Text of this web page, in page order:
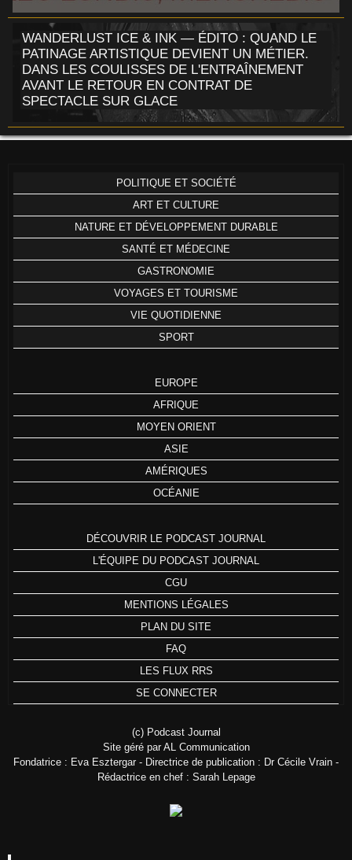
WANDERLUST ICE & INK — ÉDITO : QUAND LE
PATINAGE ARTISTIQUE DEVIENT UN MÉTIER.
DANS LES COULISSES DE L'ENTRAÎNEMENT
AVANT LE RETOUR EN CONTRAT DE
SPECTACLE SUR GLACE
POLITIQUE ET SOCIÉTÉ
ART ET CULTURE
NATURE ET DÉVELOPPEMENT DURABLE
SANTÉ ET MÉDECINE
GASTRONOMIE
VOYAGES ET TOURISME
VIE QUOTIDIENNE
SPORT
EUROPE
AFRIQUE
MOYEN ORIENT
ASIE
AMÉRIQUES
OCÉANIE
DÉCOUVRIR LE PODCAST JOURNAL
L'ÉQUIPE DU PODCAST JOURNAL
CGU
MENTIONS LÉGALES
PLAN DU SITE
FAQ
LES FLUX RRS
SE CONNECTER
(c) Podcast Journal
Site géré par AL Communication
Fondatrice : Eva Esztergar - Directrice de publication : Dr Cécile Vrain -
Rédactrice en chef : Sarah Lepage